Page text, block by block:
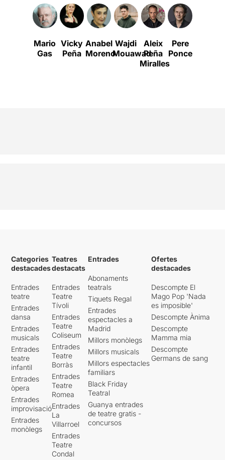
Mario
Gas
Vicky
Peña
Anabel
Moreno
Wajdi
Mouawad
Aleix
Peña
Miralles
Pere
Ponce
Categories
destacades
Entrades
teatre
Entrades
dansa
Entrades
musicals
Entrades
teatre
infantil
Entrades
òpera
Entrades
improvisació
Entrades
monòlegs
Teatres
destacats
Entrades
Teatre
Tívoli
Entrades
Teatre
Coliseum
Entrades
Teatre
Borràs
Entrades
Teatre
Romea
Entrades
La
Villarroel
Entrades
Teatre
Condal
Entrades
Abonaments
teatrals
Tiquets Regal
Entrades
espectacles a
Madrid
Millors monòlegs
Millors musicals
Millors espectacles
familiars
Black Friday
Teatral
Guanya entrades
de teatre gratis -
concursos
Ofertes
destacades
Descompte El
Mago Pop 'Nada
es imposible'
Descompte Ànima
Descompte
Mamma mia
Descompte
Germans de sang